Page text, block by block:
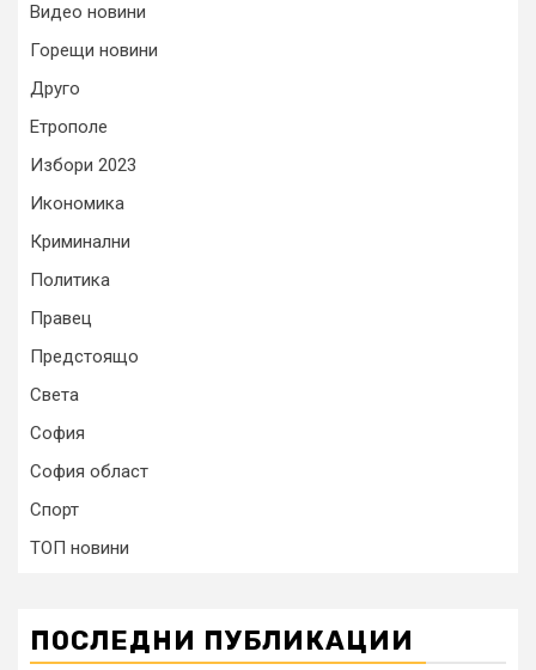
Видео новини
Горещи новини
Друго
Етрополе
Избори 2023
Икономика
Криминални
Политика
Правец
Предстоящо
Света
София
София област
Спорт
ТОП новини
ПОСЛЕДНИ ПУБЛИКАЦИИ